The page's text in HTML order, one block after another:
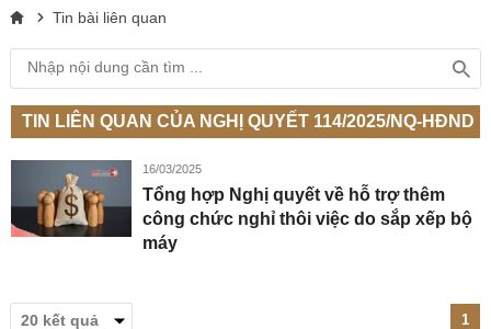
Tin bài liên quan
TIN LIÊN QUAN CỦA NGHỊ QUYẾT 114/2025/NQ-HĐND
16/03/2025
Tổng hợp Nghị quyết về hỗ trợ thêm
công chức nghỉ thôi việc do sắp xếp bộ
máy
1